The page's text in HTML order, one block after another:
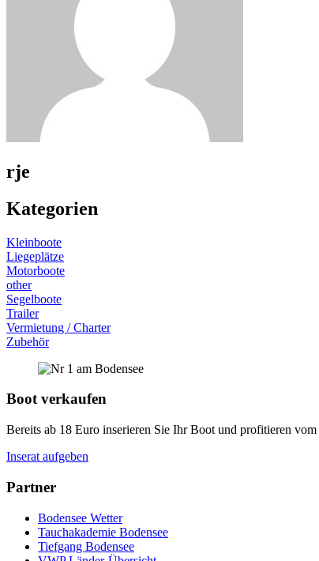
rje
Kategorien
Kleinboote
Liegeplätze
Motorboote
other
Segelboote
Trailer
Vermietung / Charter
Zubehör
Boot verkaufen
Bereits ab 18 Euro inserieren Sie Ihr Boot und profitieren vom
Inserat aufgeben
Partner
Bodensee Wetter
Tauchakademie Bodensee
Tiefgang Bodensee